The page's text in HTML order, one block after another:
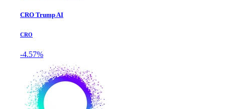
CRO Trump AI
CRO
-4.57%